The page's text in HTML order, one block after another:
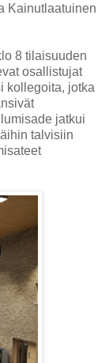
Kainutlaatuinen
8 tilaisuuden
osallistujat
kollegoita, jotka
jatkui
talvisiin